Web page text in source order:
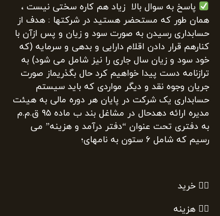
پاسخ به سوال بالا زیاد هم کاره سختی نیست ،
همان طور که مستحضر هستید در شرکتها : هدف از
حسابداری رسیدن به صورت سود و زیان و پس ازآن با
کنارهم قرار دادن اقلام دارایی و بدهی و سرمایه (که
خود سود و زیان سال جاری را نیز شامل می شود) به
ترازنامه دست پیدا خواهیم کرد حال بگذریماز صورت
جریان وجوه نقد و دیگر مواردی که باید سیستم
حسابداری یک شرکت در پایان هر دوره مالی به هیئت
مدیره ارائه دهدحال در مشاغل بند ب ماده ۹۵ ق.م.م
به دفتری تحت عنوان “دفتر درآمد و هزینه” می
رسیم که شامل ۶ ستون به نامهای؛
۱⃣ خرید
۲⃣ هزینه